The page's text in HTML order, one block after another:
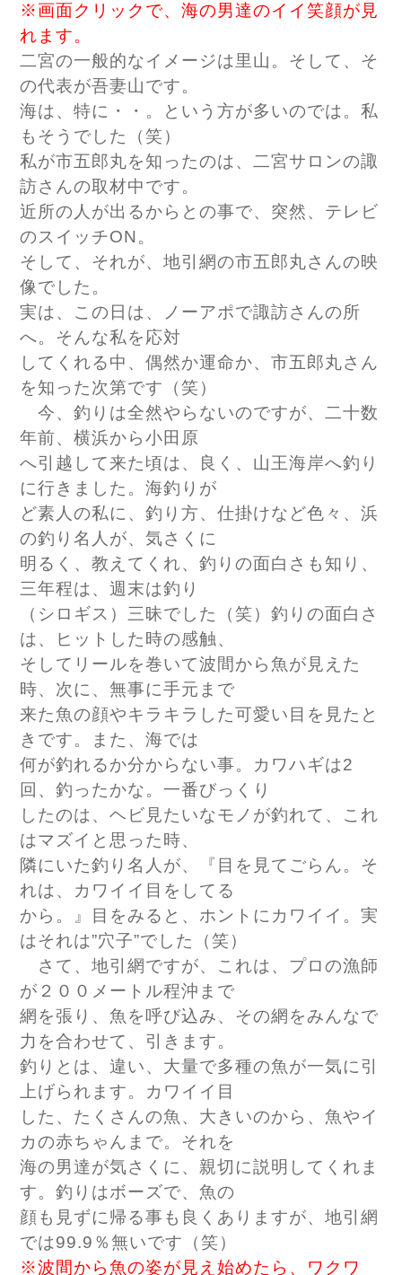
※画面クリックで、海の男達のイイ笑顔が見
れます。
二宮の一般的なイメージは里山。そして、そ
の代表が吾妻山です。
海は、特に・・。という方が多いのでは。私
もそうでした（笑）
私が市五郎丸を知ったのは、二宮サロンの諏
訪さんの取材中です。
近所の人が出るからとの事で、突然、テレビ
のスイッチON。
そして、それが、地引網の市五郎丸さんの映
像でした。
実は、この日は、ノーアポで諏訪さんの所
へ。そんな私を応対
してくれる中、偶然か運命か、市五郎丸さん
を知った次第です（笑）
今、釣りは全然やらないのですが、二十数
年前、横浜から小田原
へ引越して来た頃は、良く、山王海岸へ釣り
に行きました。海釣りが
ど素人の私に、釣り方、仕掛けなど色々、浜
の釣り名人が、気さくに
明るく、教えてくれ、釣りの面白さも知り、
三年程は、週末は釣り
（シロギス）三昧でした（笑）釣りの面白さ
は、ヒットした時の感触、
そしてリールを巻いて波間から魚が見えた
時、次に、無事に手元まで
来た魚の顔やキラキラした可愛い目を見たと
きです。また、海では
何が釣れるか分からない事。カワハギは2
回、釣ったかな。一番びっくり
したのは、ヘビ見たいなモノが釣れて、これ
はマズイと思った時、
隣にいた釣り名人が、『目を見てごらん。そ
れは、カワイイ目をしてる
から。』目をみると、ホントにカワイイ。実
はそれは”穴子”でした（笑）
さて、地引網ですが、これは、プロの漁師
が２００メートル程沖まで
網を張り、魚を呼び込み、その網をみんなで
力を合わせて、引きます。
釣りとは、違い、大量で多種の魚が一気に引
上げられます。カワイイ目
した、たくさんの魚、大きいのから、魚やイ
カの赤ちゃんまで。それを
海の男達が気さくに、親切に説明してくれま
す。釣りはボーズで、魚の
顔も見ずに帰る事も良くありますが、地引網
では99.9％無いです（笑）
※波間から魚の姿が見え始めたら、ワクワ